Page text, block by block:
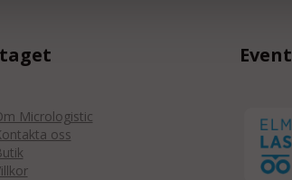
Micrologistic
oss
Event